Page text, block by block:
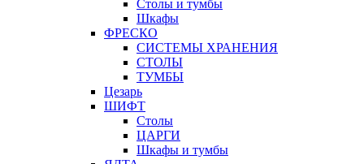
Столы и тумбы
Шкафы
ФРЕСКО
СИСТЕМЫ ХРАНЕНИЯ
СТОЛЫ
ТУМБЫ
Цезарь
ШИФТ
Столы
ЦАРГИ
Шкафы и тумбы